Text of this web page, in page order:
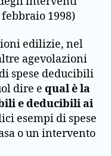
1998)
edilizie, nel
agevolazioni
spese deducibili
dire e qual è la
e deducibili ai
esempi di spese
o un intervento